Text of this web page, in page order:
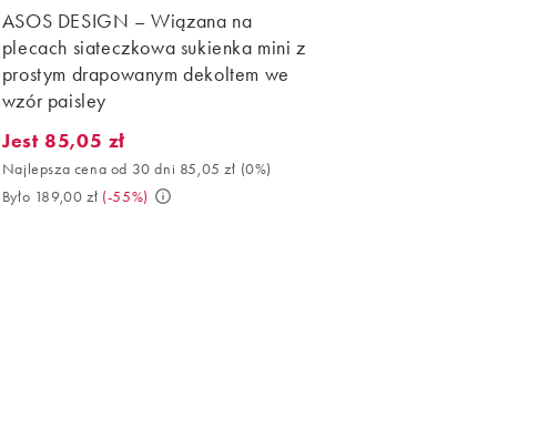
ASOS DESIGN – Wiązana na
plecach siateczkowa sukienka mini z
prostym drapowanym dekoltem we
wzór paisley
Jest 85,05 zł. Najlepsza cena od 30 dni 85,05 zł (0%). Było 189,00 zł. (-
Jest 85,05 zł
Najlepsza cena od 30 dni 85,05 zł (0%)
Było 189,00 zł (-55%)